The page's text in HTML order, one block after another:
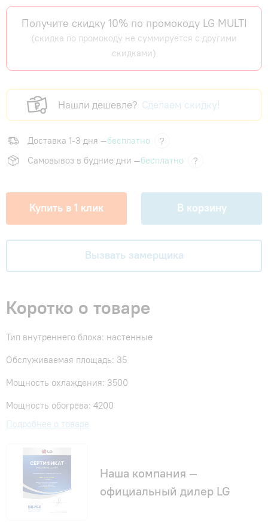
Получите скидку 10% по промокоду LG MULTI
(скидка по промокоду не суммируется с другими
скидками)
Нашли дешевле? Сделаем скидку!
Доставка 1-3 дня —бесплатно
?
Самовывоз в будние дни —бесплатно ?
Купить в 1 клик В корзину
Вызвать замерщика
Коротко о товаре
Тип внутреннего блока: настенные
Обслуживаемая площадь: 35
Мощность охлаждения: 3500
Мощность обогрева: 4200
Подробнее о товаре
Наша компания —
официальный дилер LG